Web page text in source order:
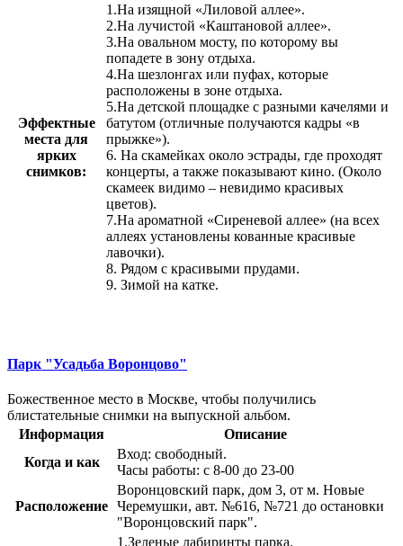
Эффектные
места для
ярких
снимков:
1.На изящной «Лиловой аллее».
2.На лучистой «Каштановой аллее».
3.На овальном мосту, по которому вы
попадете в зону отдыха.
4.На шезлонгах или пуфах, которые
расположены в зоне отдыха.
5.На детской площадке с разными качелями и
батутом (отличные получаются кадры «в
прыжке»).
6. На скамейках около эстрады, где проходят
концерты, а также показывают кино. (Около
скамеек видимо – невидимо красивых
цветов).
7.На ароматной «Сиреневой аллее» (на всех
аллеях установлены кованные красивые
лавочки).
8. Рядом с красивыми прудами.
9. Зимой на катке.
Парк "Усадьба Воронцово"
Божественное место в Москве, чтобы получились
блистательные снимки на выпускной альбом.
Информация
Описание
Когда и как
Вход: свободный.
Часы работы: с 8-00 до 23-00
Расположение
Воронцовский парк, дом 3, от м. Новые
Черемушки, авт. №616, №721 до остановки
"Воронцовский парк".
1.Зеленые лабиринты парка.